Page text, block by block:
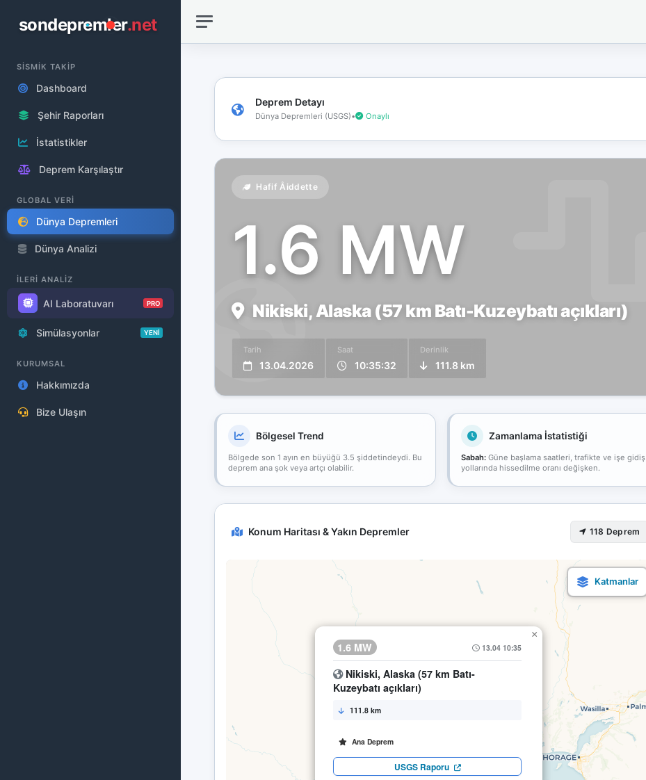
sondepremler.net
SİSMİK TAKİP
Dashboard
Şehir Raporları
İstatistikler
Deprem Karşılaştır
GLOBAL VERİ
Dünya Depremleri
Dünya Analizi
İLERİ ANALİZ
AI Laboratuvarı PRO
Simülasyonlar YENİ
KURUMSAL
Hakkımızda
Bize Ulaşın
Deprem Detayı
Dünya Depremleri (USGS)• Onaylı
Hafif Åiddette
1.6 MW
Nikiski, Alaska (57 km Batı-Kuzeybatı açıkları)
Tarih
13.04.2026
Saat
10:35:32
Derinlik
111.8 km
Bölgesel Trend
Bölgede son 1 ayın en büyüğü 3.5 şiddetindeydi. Bu
deprem ana şok veya artçı olabilir.
Zamanlama İstatistiği
Sabah:Güne başlama saatleri, trafikte ve işe gidiş
yollarında hissedilme oranı değişken.
Konum Haritası & Yakın Depremler 118 Deprem
1.6 MW 13.04 10:35
Nikiski, Alaska (57 km Batı-
Kuzeybatı açıkları)
111.8 km
Ana Deprem
USGS Raporu
×
bağlantınız